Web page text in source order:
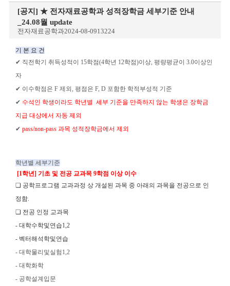
[공지] ★ 전자재료공학과 성적장학금 세부기준 안내
_24.08월 update
전자재료공학과2024-08-0913224
기 본 요 건
✔ 직전학기 취득성적이 15학점(4학년 12학점)이상, 평량평균이 3.0이상인
자
✔ 이수학점은 F 제외 , 평점은 F, D 포함한 학적부성적 기준
✔ 수석인 학생이라도 학년별 세부 기준을 만족하지 않는 학생은 장학금
지급 대상에서 자동 제외
✔ pass/non-pass 과목 성적장학금에서 제외
학년별 세부기준
[1학년] 기초 및 전공 교과목9학점 이상 이수
❏ 공학프로그램 교과과정 상 개설된 과목 중 아래의 과목을 전공으로 인
정함.
❏ 전공 인정 교과목
- 대학수학및연습1,2
- 벡터해석학및연습
- 대학물리및실험 1,2
- 대학화학
- 공학설계입문